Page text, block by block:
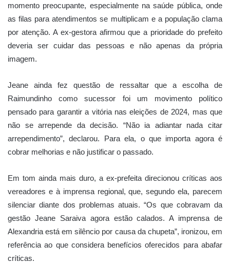
momento preocupante, especialmente na saúde pública, onde
as filas para atendimentos se multiplicam e a população clama
por atenção. A ex-gestora afirmou que a prioridade do prefeito
deveria ser cuidar das pessoas e não apenas da própria
imagem.
Jeane ainda fez questão de ressaltar que a escolha de
Raimundinho como sucessor foi um movimento político
pensado para garantir a vitória nas eleições de 2024, mas que
não se arrepende da decisão. “Não ia adiantar nada citar
arrependimento”, declarou. Para ela, o que importa agora é
cobrar melhorias e não justificar o passado.
Em tom ainda mais duro, a ex-prefeita direcionou críticas aos
vereadores e à imprensa regional, que, segundo ela, parecem
silenciar diante dos problemas atuais. “Os que cobravam da
gestão Jeane Saraiva agora estão calados. A imprensa de
Alexandria está em silêncio por causa da chupeta”, ironizou, em
referência ao que considera benefícios oferecidos para abafar
críticas.